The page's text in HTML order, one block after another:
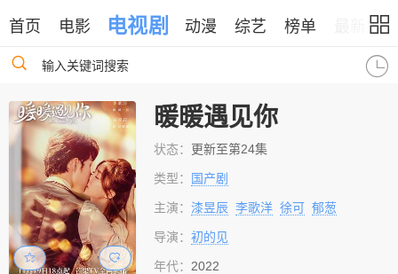
首页 电影 电视剧 动漫 综艺 榜单
输入关键词搜索
暖暖遇见你
状态： 更新至第24集
类型： 国产剧
主演：漆昱辰 李歌洋 徐可 郁葱
导演：初的见
年代： 2022